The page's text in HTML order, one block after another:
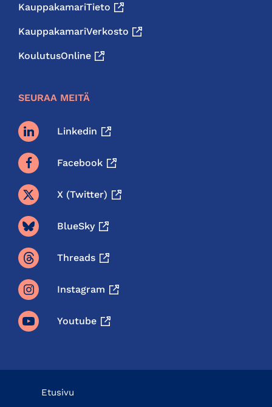
KauppakamariTieto
KauppakamariVerkosto
KoulutusOnline
SEURAA MEITÄ
Linkedin
Facebook
X (twitter)
BlueSky
Threads
Instagram
Youtube
Etusivu